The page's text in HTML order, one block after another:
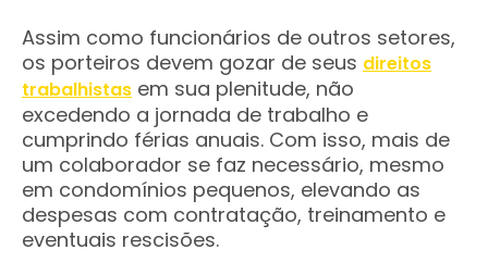
Assim como funcionários de outros setores,
os porteiros devem gozar de seus direitos
trabalhistas em sua plenitude, não
excedendo a jornada de trabalho e
cumprindo férias anuais. Com isso, mais de
um colaborador se faz necessário, mesmo
em condomínios pequenos, elevando as
despesas com contratação, treinamento e
eventuais rescisões.